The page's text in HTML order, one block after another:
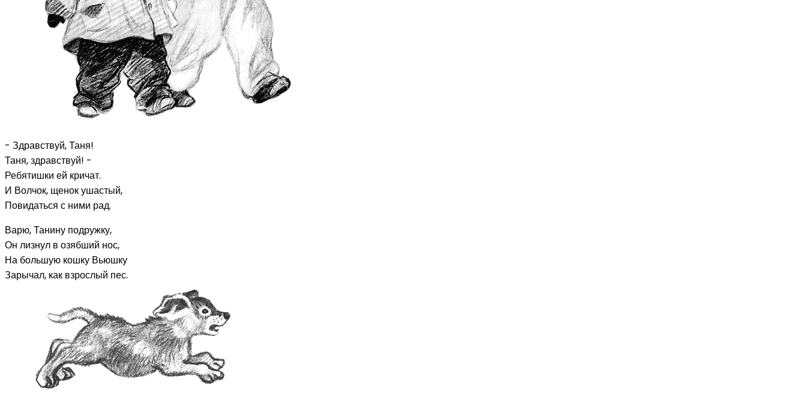
- Здравствуй, Таня!
Таня, здравствуй! -
Ребятишки ей кричат.
И Волчок, щенок ушастый,
Повидаться с ними рад.
Варю, Танину подружку,
Он лизнул в озябший нос,
На большую кошку Вьюшку
Зарычал, как взрослый пес.